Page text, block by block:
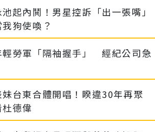
起內鬨！男星控訴「出一張嘴」
狗使喚？
輕勞軍「隔袖握手」 經紀公司急
台東合體開唱！睽違30年再聚
德偉